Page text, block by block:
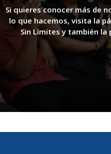
Si quieres conocer más de
lo que hacemos, visita la
Sin Límites y también la